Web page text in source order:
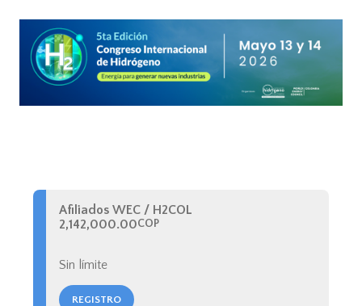
2,142,000.00COP
Sin límite
REGISTRO
Afiliados WEC / H2COL